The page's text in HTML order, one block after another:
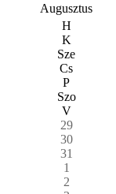
Augusztus
H
K
Sze
Cs
P
Szo
V
29
30
31
1
2